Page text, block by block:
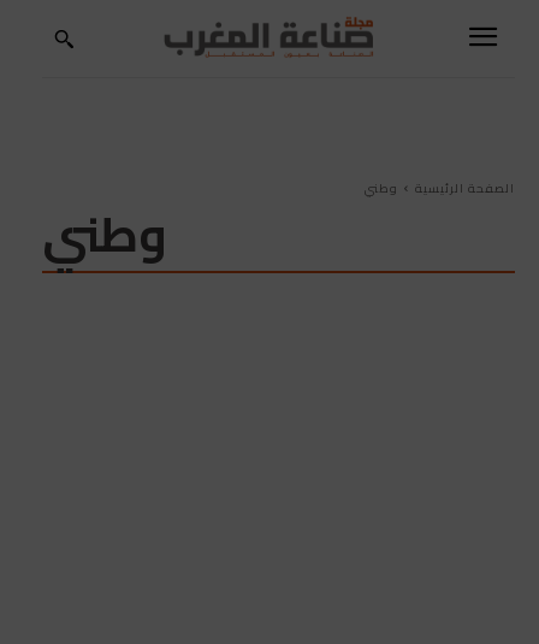
الصفحة الرئيسية وطني
وطني